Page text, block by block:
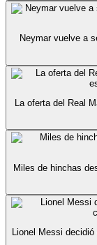
Neymar vuelve a
La oferta del Real
Miles de hinchas
Lionel Messi